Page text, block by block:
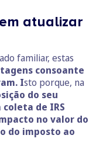
atualizar
familiar, estas
consoante
Isto porque, na
do seu
de IRS
no valor do
do imposto ao